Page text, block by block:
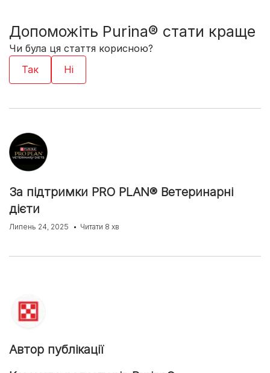
Допоможіть Purina® стати краще
Чи була ця стаття корисною?
За підтримки PRO PLAN® Ветеринарні
дієти
Липень 24, 2025 Читати 8 хв
Автор публікації